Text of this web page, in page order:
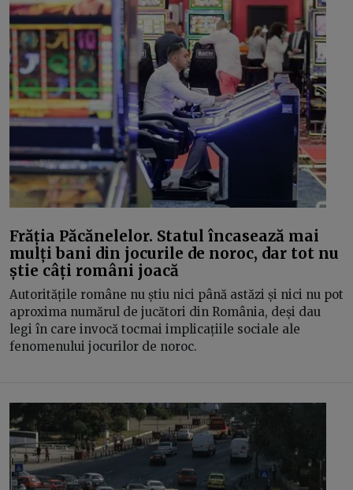
Frăția Păcănelelor. Statul încasează mai
mulți bani din jocurile de noroc, dar tot nu
știe câți români joacă
Autoritățile române nu știu nici până astăzi și nici nu pot
aproxima numărul de jucători din România, deși dau
legi în care invocă tocmai implicațiile sociale ale
fenomenului jocurilor de noroc.